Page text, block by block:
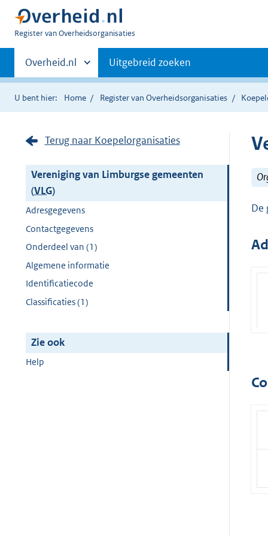
U
Register van Overheidsorganisaties
Primaire
navigatie
Andere
sites
binnen
Overheid.nl Uitgebreid zoeken
U bent hier: Home Register van Overheidsorganisaties
Terug naar Koepelorganisaties
Vereniging van Limburgse gemeenten
(VLG)
Adresgegevens
Contactgegevens
Onderdeel van (1)
Algemene informatie
Identificatiecode
Classificaties (1)
Zie ook
Help
De